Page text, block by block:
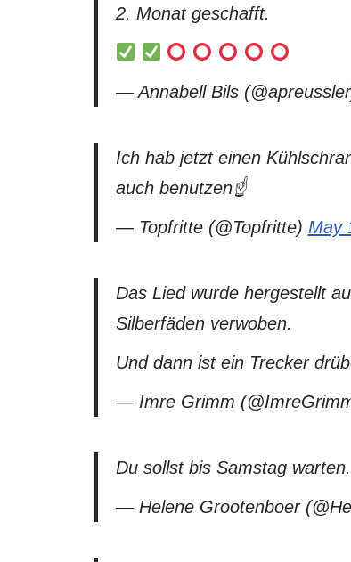
2. Monat geschafft.
— Annabell Bils
Ich hab jetzt einen
auch benutzen☝️
— Topfritte (@Topfritte) May
Das Lied wurde hergestellt
Silberfäden verwoben.
Und dann ist ein Trecker
— Imre Grimm
Du sollst bis Samstag warten.
— Helene Grootenboer